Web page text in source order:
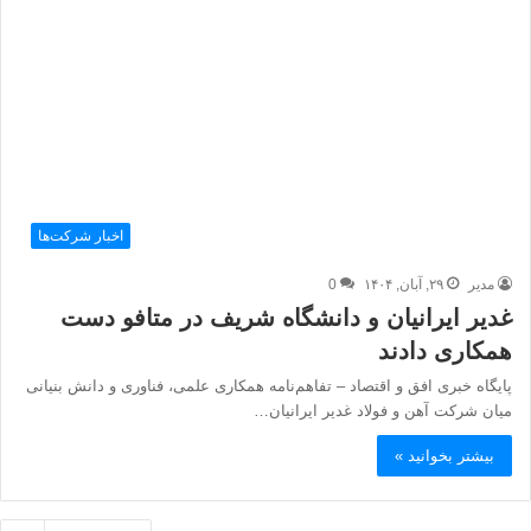
اخبار شرکت‌ها
مدیر ۲۹, آبان, ۱۴۰۴ 0
غدیر ایرانیان و دانشگاه شریف در متافو دست
همکاری دادند
پایگاه خبری افق و اقتصاد – تفاهم‌نامه همکاری علمی، فناوری و دانش بنیانی
میان شرکت آهن و فولاد غدیر ایرانیان…
بیشتر بخوانید »